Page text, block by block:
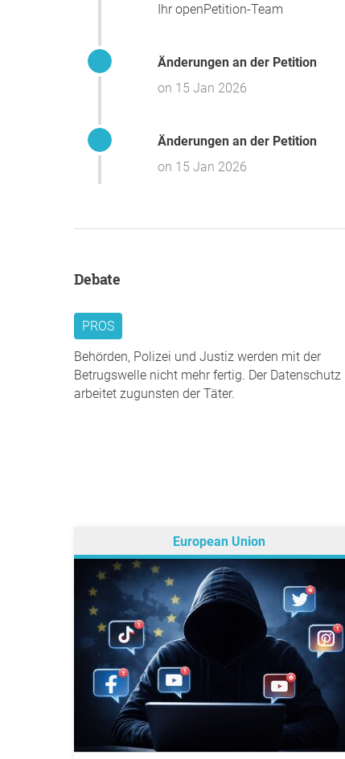
Ihr openPetition-Team
Änderungen an der Petition
on 15 Jan 2026
Änderungen an der Petition
on 15 Jan 2026
Debate
PROS
Behörden, Polizei und Justiz werden mit der
Betrugswelle nicht mehr fertig. Der Datenschutz
arbeitet zugunsten der Täter.
European Union